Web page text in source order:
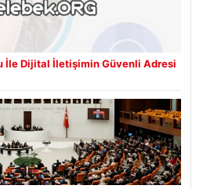
İle Dijital İletişimin Güvenli Adresi